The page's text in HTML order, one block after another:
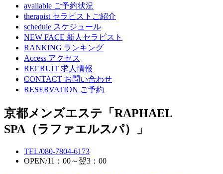
available ご予約状況
therapist セラピストご紹介
schedule スケジュール
NEW FACE 新人セラピスト
RANKING ランキング
Access アクセス
RECRUIT 求人情報
CONTACT お問い合わせ
RESERVATION ご予約
京都メンズエステ「RAPHAEL
SPA（ラファエルスパ）」
TEL/080-7804-6173
OPEN/11：00～翌3：00